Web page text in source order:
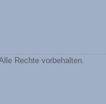
Rechte vorbehalten.